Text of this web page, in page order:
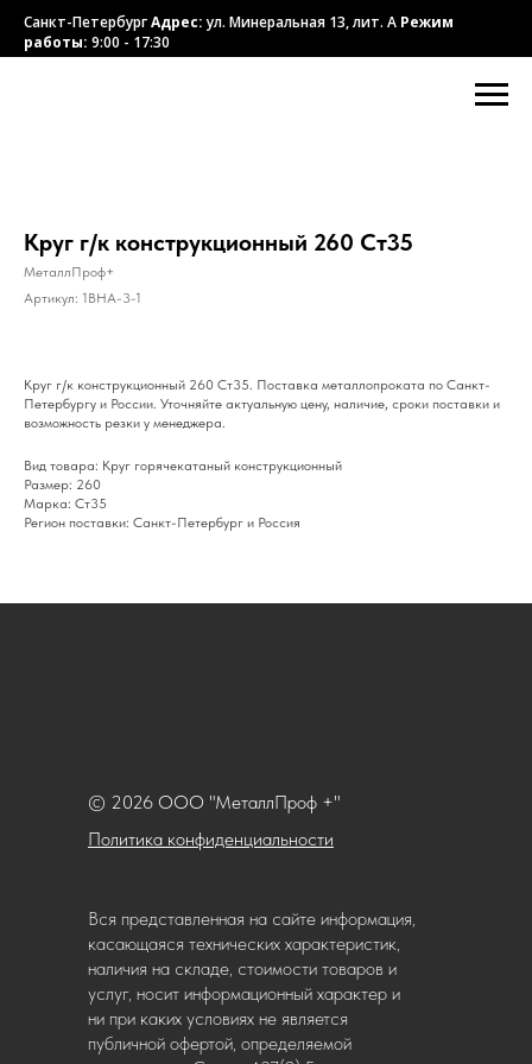
Санкт-ПетербургАдрес:ул. Минеральная 13, лит. А Режим
работы: 9:00 - 17:30
Круг г/к конструкционный 260 Ст35
МеталлПроф+
Артикул: 1BHA-3-1
Круг г/к конструкционный 260 Ст35. Поставка металлопроката по Санкт-
Петербургу и России. Уточняйте актуальную цену, наличие, сроки поставки и
возможность резки у менеджера.
Вид товара: Круг горячекатаный конструкционный
Размер: 260
Марка: Ст35
Регион поставки: Санкт-Петербург и Россия
Политика конфиденциальности
© 2026 ООО "МеталлПроф +"
Вся представленная на сайте информация,
касающаяся технических характеристик,
наличия на складе, стоимости товаров и
услуг, носит информационный характер и
ни при каких условиях не является
публичной офертой, определяемой